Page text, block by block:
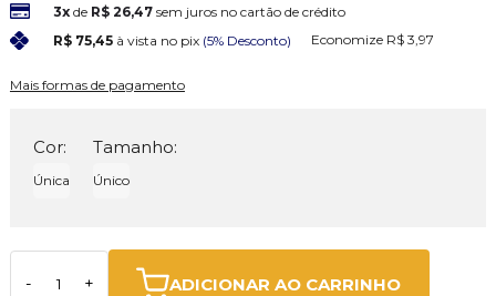
3xde R$ 26,47 sem juros no cartão de crédito
R$ 75,45 à vista no pix (5% Desconto) Economize R$ 3,97
Mais formas de pagamento
Cor:
Única
Tamanho:
Único
- + ADICIONAR AO CARRINHO